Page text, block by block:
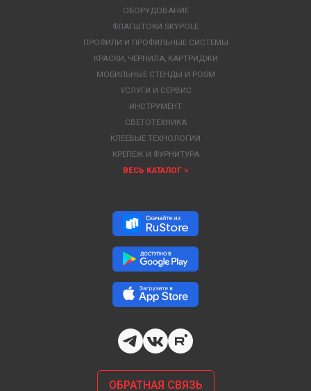
ОБОРУДОВАНИЕ
ФЛАГШТОКИ SKYPOLE
ПРОФИЛИ И ПРОФИЛЬНЫЕ СИСТЕМЫ
КРАСКИ, ЧЕРНИЛА, КАРТРИДЖИ
МОБИЛЬНЫЕ СТЕНДЫ И POSM
УСЛУГИ И СЕРВИС
ИНСТРУМЕНТ
СВЕТОТЕХНИКА
КЛЕЕВЫЕ ТЕХНОЛОГИИ
КРЕПЕЖ И ФУРНИТУРА
ВЕСЬ КАТАЛОГ >
ОБРАТНАЯ СВЯЗЬ